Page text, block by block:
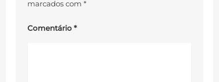
marcados com*
Comentário*